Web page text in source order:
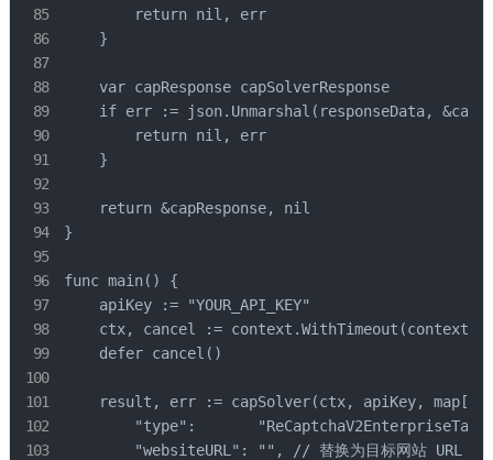
        return nil, err
    }
    var capResponse capSolverResponse
if err := json.Unmarshal(responseData,
        return nil, err
    }
    return &capResponse, nil
}
func main() {
    apiKey := "YOUR_API_KEY"
ctx, cancel :=
    defer cancel()
result, err := capSolver(ctx, apiKey,
"type":
        "websiteURL": "", // 替换为目标网站 URL